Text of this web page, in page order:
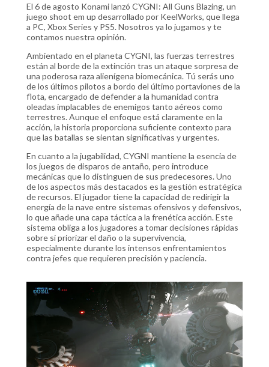
El 6 de agosto Konami lanzó CYGNI: All Guns Blazing, un
juego shoot em up desarrollado por KeelWorks, que llega
a PC, Xbox Series y PS5. Nosotros ya lo jugamos y te
contamos nuestra opinión.
Ambientado en el planeta CYGNI, las fuerzas terrestres
están al borde de la extinción tras un ataque sorpresa de
una poderosa raza alienígena biomecánica. Tú serás uno
de los últimos pilotos a bordo del último portaviones de la
flota, encargado de defender a la humanidad contra
oleadas implacables de enemigos tanto aéreos como
terrestres. Aunque el enfoque está claramente en la
acción, la historia proporciona suficiente contexto para
que las batallas se sientan significativas y urgentes.
En cuanto a la jugabilidad, CYGNI mantiene la esencia de
los juegos de disparos de antaño, pero introduce
mecánicas que lo distinguen de sus predecesores. Uno
de los aspectos más destacados es la gestión estratégica
de recursos. El jugador tiene la capacidad de redirigir la
energía de la nave entre sistemas ofensivos y defensivos,
lo que añade una capa táctica a la frenética acción. Este
sistema obliga a los jugadores a tomar decisiones rápidas
sobre si priorizar el daño o la supervivencia,
especialmente durante los intensos enfrentamientos
contra jefes que requieren precisión y paciencia.